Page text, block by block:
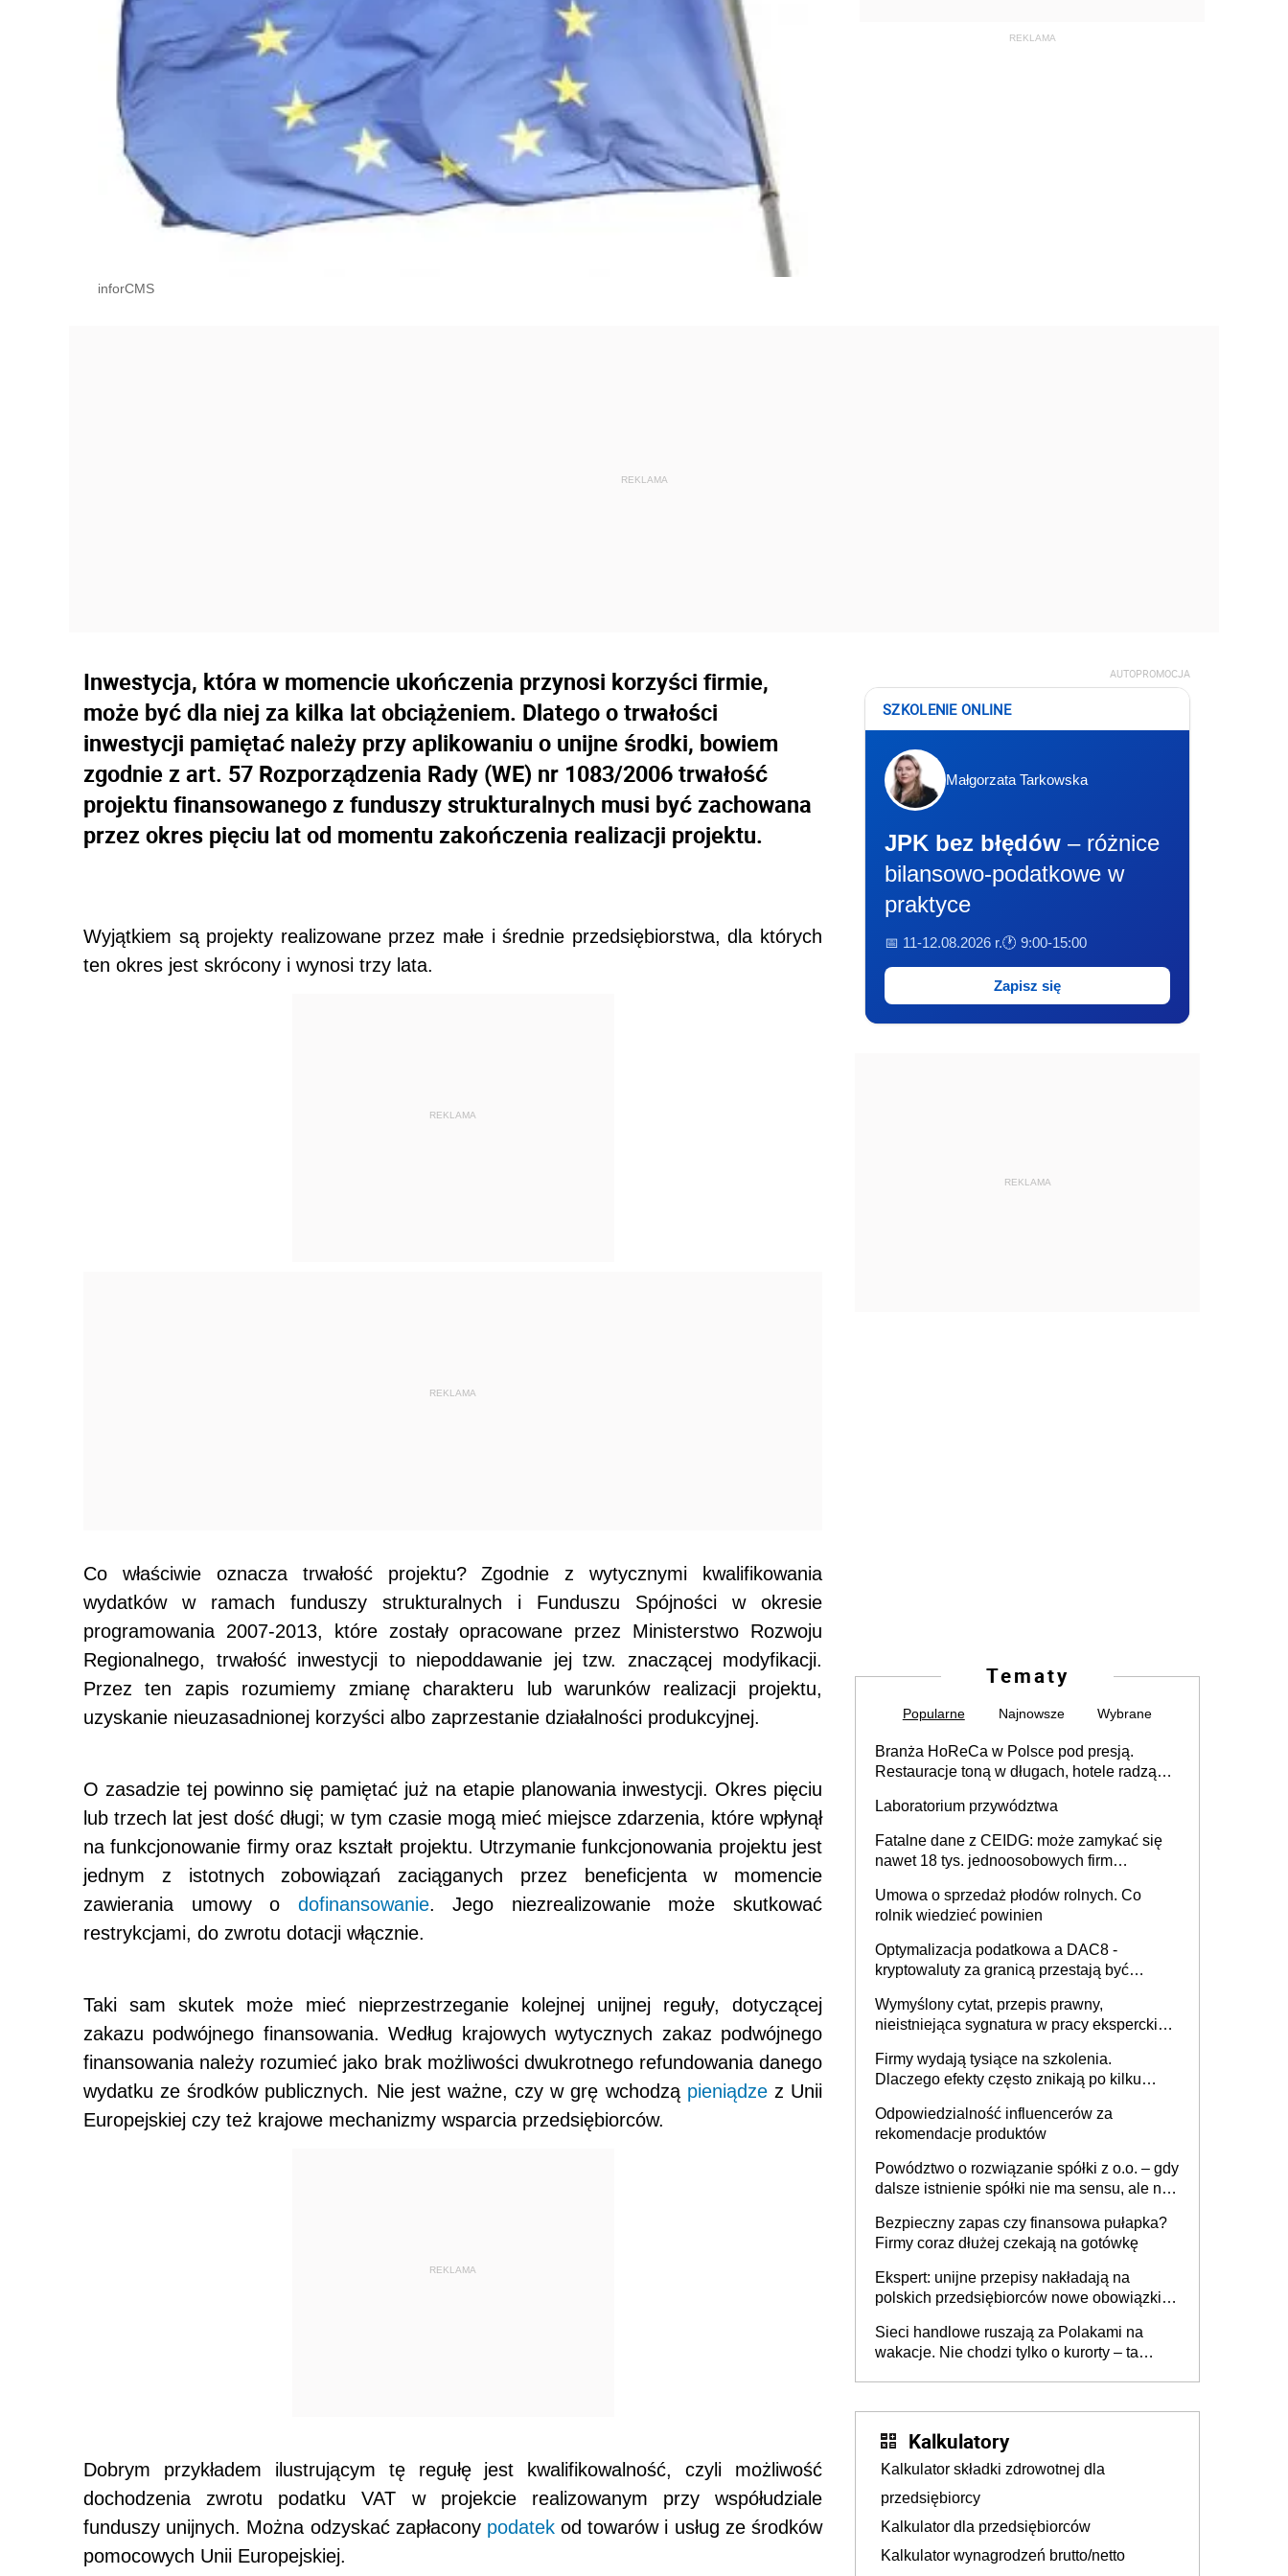
inforCMS
Inwestycja, która w momencie ukończenia przynosi korzyści firmie,
może być dla niej za kilka lat obciążeniem. Dlatego o trwałości
inwestycji pamiętać należy przy aplikowaniu o unijne środki, bowiem
zgodnie z art. 57 Rozporządzenia Rady (WE) nr 1083/2006 trwałość
projektu finansowanego z funduszy strukturalnych musi być zachowana
przez okres pięciu lat od momentu zakończenia realizacji projektu.
Wyjątkiem są projekty realizowane przez małe i średnie przedsiębiorstwa, dla których
ten okres jest skrócony i wynosi trzy lata.
REKLAMA
REKLAMA
Co właściwie oznacza trwałość projektu? Zgodnie z wytycznymi kwalifikowania
wydatków w ramach funduszy strukturalnych i Funduszu Spójności w okresie
programowania 2007-2013, które zostały opracowane przez Ministerstwo Rozwoju
Regionalnego, trwałość inwestycji to niepoddawanie jej tzw. znaczącej modyfikacji.
Przez ten zapis rozumiemy zmianę charakteru lub warunków realizacji projektu,
uzyskanie nieuzasadnionej korzyści albo zaprzestanie działalności produkcyjnej.
O zasadzie tej powinno się pamiętać już na etapie planowania inwestycji. Okres pięciu
lub trzech lat jest dość długi; w tym czasie mogą mieć miejsce zdarzenia, które wpłynął
na funkcjonowanie firmy oraz kształt projektu. Utrzymanie funkcjonowania projektu jest
jednym z istotnych zobowiązań zaciąganych przez beneficjenta w momencie
zawierania umowy o dofinansowanie. Jego niezrealizowanie może skutkować
restrykcjami, do zwrotu dotacji włącznie.
Taki sam skutek może mieć nieprzestrzeganie kolejnej unijnej reguły, dotyczącej
zakazu podwójnego finansowania. Według krajowych wytycznych zakaz podwójnego
finansowania należy rozumieć jako brak możliwości dwukrotnego refundowania danego
wydatku ze środków publicznych. Nie jest ważne, czy w grę wchodzą pieniądzez Unii
Europejskiej czy też krajowe mechanizmy wsparcia przedsiębiorców.
REKLAMA
Dobrym przykładem ilustrującym tę regułę jest kwalifikowalność, czyli możliwość
dochodzenia zwrotu podatku VAT w projekcie realizowanym przy współudziale
funduszy unijnych. Można odzyskać zapłacony podatekod towarów i usług ze środków
pomocowych Unii Europejskiej.
AUTOPROMOCJA
SZKOLENIE ONLINE
Małgorzata Tarkowska
JPK bez błędów – różnice
bilansowo-podatkowe w
praktyce
📅 11-12.08.2026 r.🕐 9:00-15:00
Zapisz się
REKLAMA
Tematy
Popularne Najnowsze Wybrane
Branża HoReCa w Polsce pod presją.
Restauracje toną w długach, hotele radzą
Laboratorium przywództwa
Fatalne dane z CEIDG: może zamykać się
nawet 18 tys. jednoosobowych firm
Umowa o sprzedaż płodów rolnych. Co
rolnik wiedzieć powinien
Optymalizacja podatkowa a DAC8 -
kryptowaluty za granicą przestają być
Wymyślony cytat, przepis prawny,
nieistniejąca sygnatura w pracy eksperckiej -
firmie
Firmy wydają tysiące na szkolenia.
Dlaczego efekty często znikają po kilku
Odpowiedzialność influencerów za
rekomendacje produktów
Powództwo o rozwiązanie spółki z o.o. – gdy
dalsze istnienie spółki nie ma sensu, ale nie
Bezpieczny zapas czy finansowa pułapka?
Firmy coraz dłużej czekają na gotówkę
Ekspert: unijne przepisy nakładają na
polskich przedsiębiorców nowe obowiązki w
Sieci handlowe ruszają za Polakami na
wakacje. Nie chodzi tylko o kurorty – ta
Kalkulatory
Kalkulator składki zdrowotnej dla
przedsiębiorcy
Kalkulator dla przedsiębiorców
Kalkulator wynagrodzeń brutto/netto